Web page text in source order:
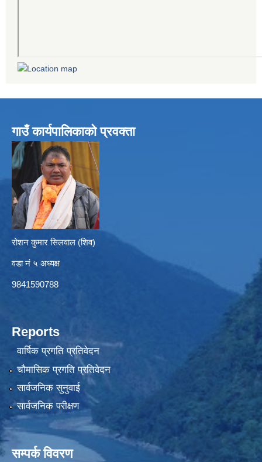
गाउँ कार्यपालिकाको प्रवक्ता
रोशन कुमार सिलवाल (शिव)
वडा नं ५ अध्यक्ष
9841590788
Reports
वार्षिक प्रगति प्रतिवेदन
चौमासिक प्रगति प्रतिवेदन
सार्वजनिक सुनुवाई
सार्वजनिक परीक्षण
सम्पर्क विवरण